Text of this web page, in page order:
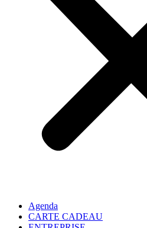
Agenda
CARTE CADEAU